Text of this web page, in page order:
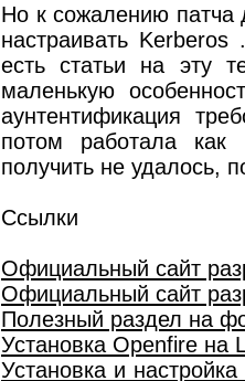
Но к сожалению патча
настраивать
есть статьи на эту
маленькую
аунтентификация
потом работала как
получить не удалось,
Ссылки
Официальный сайт
Официальный сайт
Полезный раздел на
Установка Openfire на
Установка и